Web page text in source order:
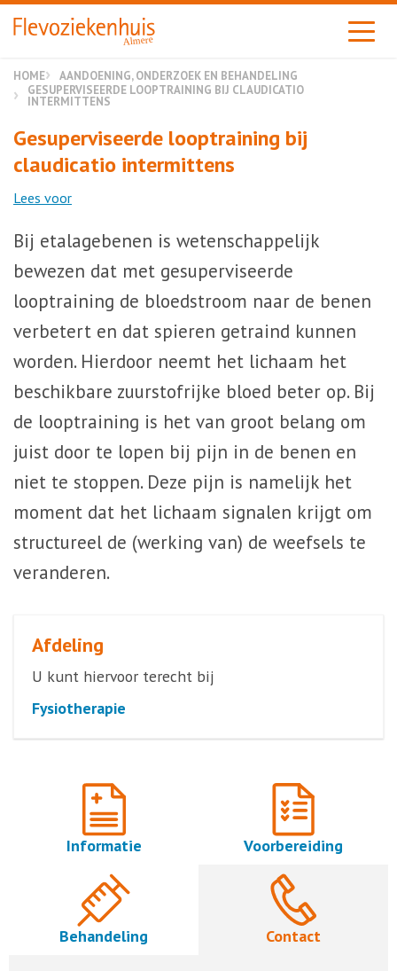
Almere
HOME
AANDOENING, ONDERZOEK EN BEHANDELING
GESUPERVISEERDE LOOPTRAINING BIJ CLAUDICATIO
INTERMITTENS
Gesuperviseerde looptraining bij
claudicatio intermittens
Lees voor
Bij etalagebenen is wetenschappelijk
bewezen dat met gesuperviseerde
looptraining de bloedstroom naar de benen
verbetert en dat spieren getraind kunnen
worden. Hierdoor neemt het lichaam het
beschikbare zuurstofrijke bloed beter op. Bij
de looptraining is het van groot belang om
juist door te lopen bij pijn in de benen en
niet te stoppen. Deze pijn is namelijk het
moment dat het lichaam signalen krijgt om
structureel de (werking van) de weefsels te
veranderen.
Afdeling
U kunt hiervoor terecht bij
Fysiotherapie
Informatie Voorbereiding
Behandeling Contact